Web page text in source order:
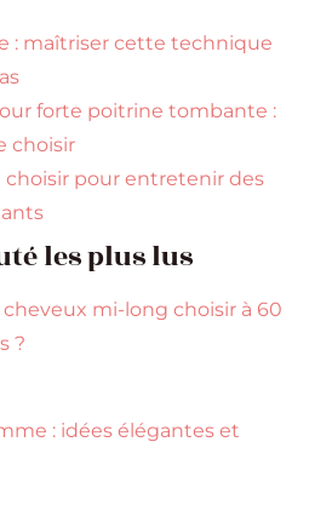
: maîtriser cette technique
forte poitrine tombante :
choisir
choisir pour entretenir des
les plus lus
mi-long choisir à 60
?
: idées élégantes et